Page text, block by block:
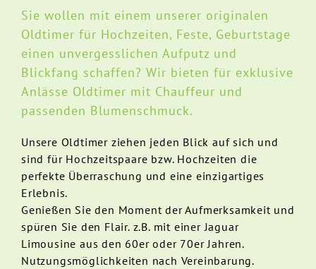
Sie wollen mit einem unserer originalen
Oldtimer für Hochzeiten, Feste, Geburtstage
einen unvergesslichen Aufputz und
Blickfang schaffen? Wir bieten für exklusive
Anlässe Oldtimer mit Chauffeur und
passenden Blumenschmuck.
Unsere Oldtimer ziehen jeden Blick auf sich und
sind für Hochzeitspaare bzw. Hochzeiten die
perfekte Überraschung und eine einzigartiges
Erlebnis.
Genießen Sie den Moment der Aufmerksamkeit und
spüren Sie den Flair. z.B. mit einer Jaguar
Limousine aus den 60er oder 70er Jahren.
Nutzungsmöglichkeiten nach Vereinbarung.